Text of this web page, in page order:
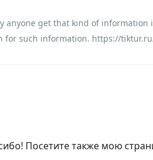
anyone get that kind of
for such information. https://
Посетите также мою